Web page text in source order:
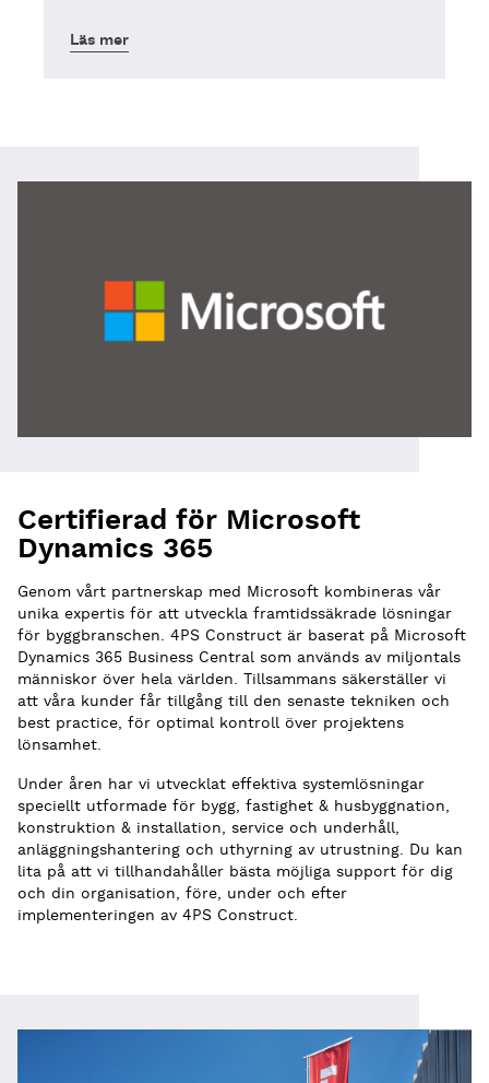
Läs mer
Certifierad för Microsoft
Dynamics 365
Genom vårt partnerskap med Microsoft kombineras vår
unika expertis för att utveckla framtidssäkrade lösningar
för byggbranschen. 4PS Construct är baserat på Microsoft
Dynamics 365 Business Central som används av miljontals
människor över hela världen. Tillsammans säkerställer vi
att våra kunder får tillgång till den senaste tekniken och
best practice, för optimal kontroll över projektens
lönsamhet.
Under åren har vi utvecklat effektiva systemlösningar
speciellt utformade för bygg, fastighet & husbyggnation,
konstruktion & installation, service och underhåll,
anläggningshantering och uthyrning av utrustning. Du kan
lita på att vi tillhandahåller bästa möjliga support för dig
och din organisation, före, under och efter
implementeringen av 4PS Construct.